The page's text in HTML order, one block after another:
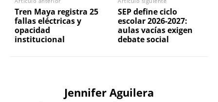
Tren Maya registra 25
fallas eléctricas y
opacidad
institucional
SEP define ciclo
escolar 2026-2027:
aulas vacías exigen
debate social
Jennifer Aguilera